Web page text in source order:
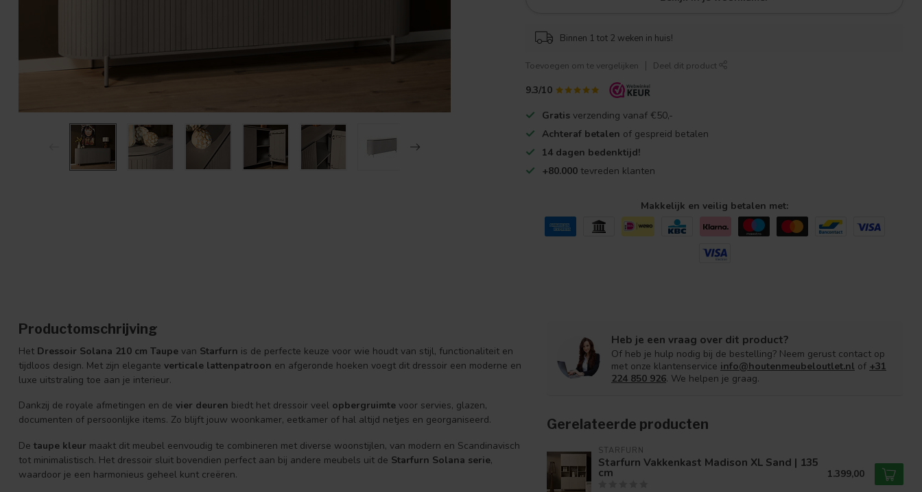
Binnen 1 tot 2 weken in huis!
Toevoegen om te vergelijken Deel dit product
9.3/10
Gratis verzending vanaf €50,-
Achteraf betalen of gespreid betalen
14 dagen bedenktijd!
+80.000 tevreden klanten
Makkelijk en veilig betalen met:
Productomschrijving
Het Dressoir Solana 210 cm Taupe van Starfurn is de perfecte keuze voor wie houdt van stijl, functionaliteit en
tijdloos design. Met zijn elegante verticale lattenpatroon en afgeronde hoeken voegt dit dressoir een moderne en
luxe uitstraling toe aan je interieur.
Dankzij de royale afmetingen en de vier deuren biedt het dressoir veel opbergruimte voor servies, glazen,
documenten of persoonlijke items. Zo blijft jouw woonkamer, eetkamer of hal altijd netjes en georganiseerd.
De taupe kleur maakt dit meubel eenvoudig te combineren met diverse woonstijlen, van modern en Scandinavisch
tot minimalistisch. Het dressoir sluit bovendien perfect aan bij andere meubels uit de Starfurn Solana serie,
waardoor je een harmonieus geheel kunt creëren.
Heb je een vraag over dit product?
Of heb je hulp nodig bij de bestelling? Neem gerust contact op
met onze klantenservice info@houtenmeubeloutlet.nl of +31
224 850 926. We helpen je graag.
Gerelateerde producten
STARFURN
Starfurn Vakkenkast Madison XL Sand | 135
cm 1.399,00